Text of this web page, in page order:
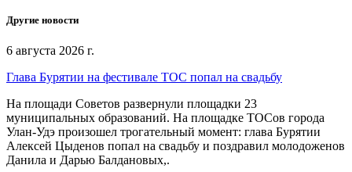
Другие новости
6 августа 2026 г.
Глава Бурятии на фестивале ТОС попал на свадьбу
На площади Советов развернули площадки 23
муниципальных образований. На площадке ТОСов города
Улан-Удэ произошел трогательный момент: глава Бурятии
Алексей Цыденов попал на свадьбу и поздравил молодоженов
Данила и Дарью Балдановых,.